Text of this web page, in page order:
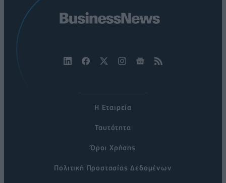
Η Εταιρεία
Ταυτότητα
Όροι Χρήσης
Πολιτική Προστασίας Δεδομένων